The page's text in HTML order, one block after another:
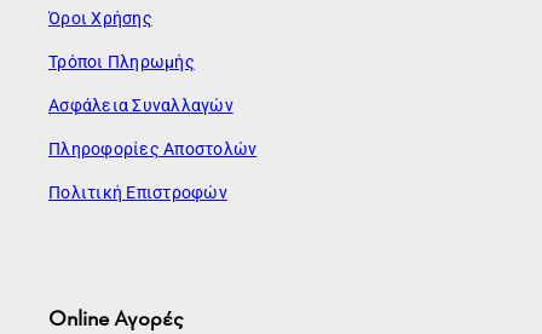
Όροι Χρήσης
Τρόποι Πληρωμής
Ασφάλεια Συναλλαγών
Πληροφορίες Αποστολών
Πολιτική Επιστροφών
Online Αγορές